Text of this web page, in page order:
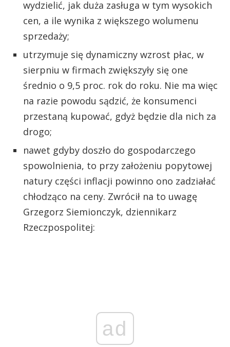
wydzielić, jak duża zasługa w tym wysokich
cen, a ile wynika z większego wolumenu
sprzedaży;
utrzymuje się dynamiczny wzrost płac, w
sierpniu w firmach zwiększyły się one
średnio o 9,5 proc. rok do roku. Nie ma więc
na razie powodu sądzić, że konsumenci
przestaną kupować, gdyż będzie dla nich za
drogo;
nawet gdyby doszło do gospodarczego
spowolnienia, to przy założeniu popytowej
natury części inflacji powinno ono zadziałać
chłodząco na ceny. Zwrócił na to uwagę
Grzegorz Siemionczyk, dziennikarz
Rzeczpospolitej:
ad